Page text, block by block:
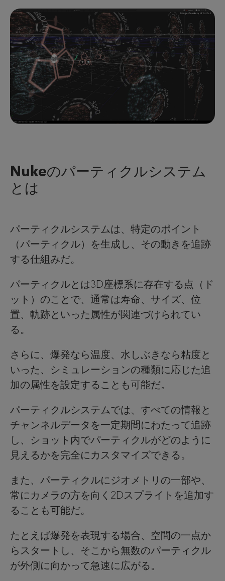
Nukeのパーティクルシステム
とは
パーティクルシステムは、特定のポイント
（パーティクル）を生成し、その動きを追跡
する仕組みだ。
パーティクルとは3D座標系に存在する点（ド
ット）のことで、通常は寿命、サイズ、位
置、軌跡といった属性が関連づけられてい
る。
さらに、爆発なら温度、水しぶきなら粘度と
いった、シミュレーションの種類に応じた追
加の属性を設定することも可能だ。
パーティクルシステムでは、すべての情報と
チャンネルデータを一定期間にわたって追跡
し、ショット内でパーティクルがどのように
見えるかを完全にカスタマイズできる。
また、パーティクルにジオメトリの一部や、
常にカメラの方を向く2Dスプライトを追加す
ることも可能だ。
たとえば爆発を表現する場合、空間の一点か
らスタートし、そこから無数のパーティクル
が外側に向かって急速に広がる。